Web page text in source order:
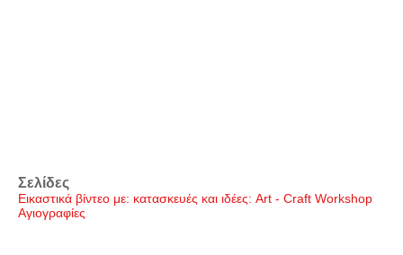
Σελίδες
Εικαστικά βίντεο με: κατασκευές και ιδέες: Art - Craft Workshop
Αγιογραφίες